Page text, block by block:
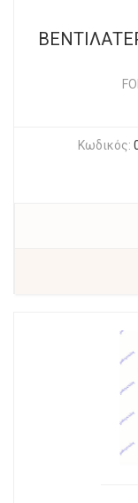
Κωδικός: